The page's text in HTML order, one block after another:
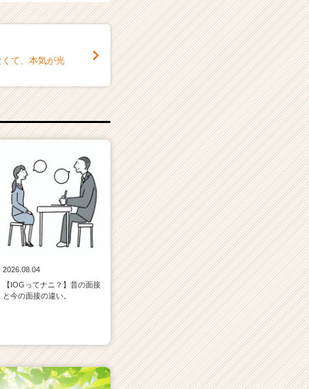
て、本気が光
2026.08.04
【IOGってナニ？】昔の面接
と今の面接の違い。